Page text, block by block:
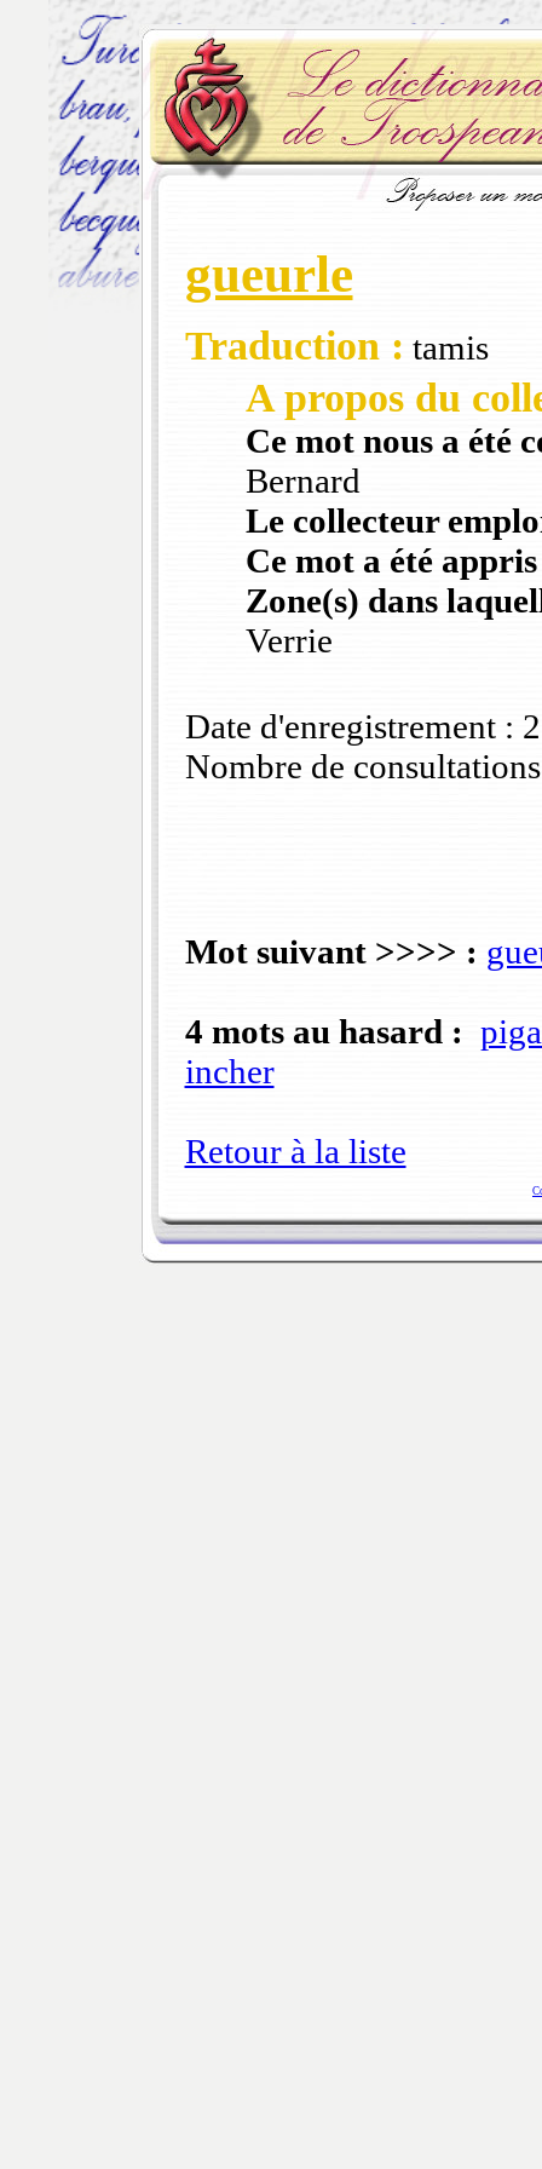
gueurle
Traduction : tamis
A propos du
Ce mot nous a été
Bernard
Le collecteur
Ce mot a été
Zone(s) dans
Verrie
Date d'enregistrement :
Nombre de
Mot suivant >>>> :
4 mots au hasard :
incher
Retour à la liste